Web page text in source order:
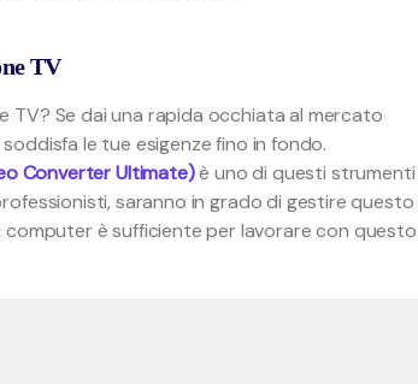
TV
TV? Se dai una rapida occhiata al mercato
le tue esigenze fino in fondo.
Converter Ultimate)è uno di questi strumenti
saranno in grado di gestire questo
è sufficiente per lavorare con questo